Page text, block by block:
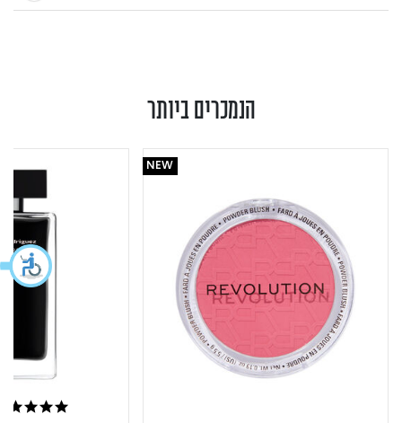
הנמכרים ביותר
NEW
5.0 star rating